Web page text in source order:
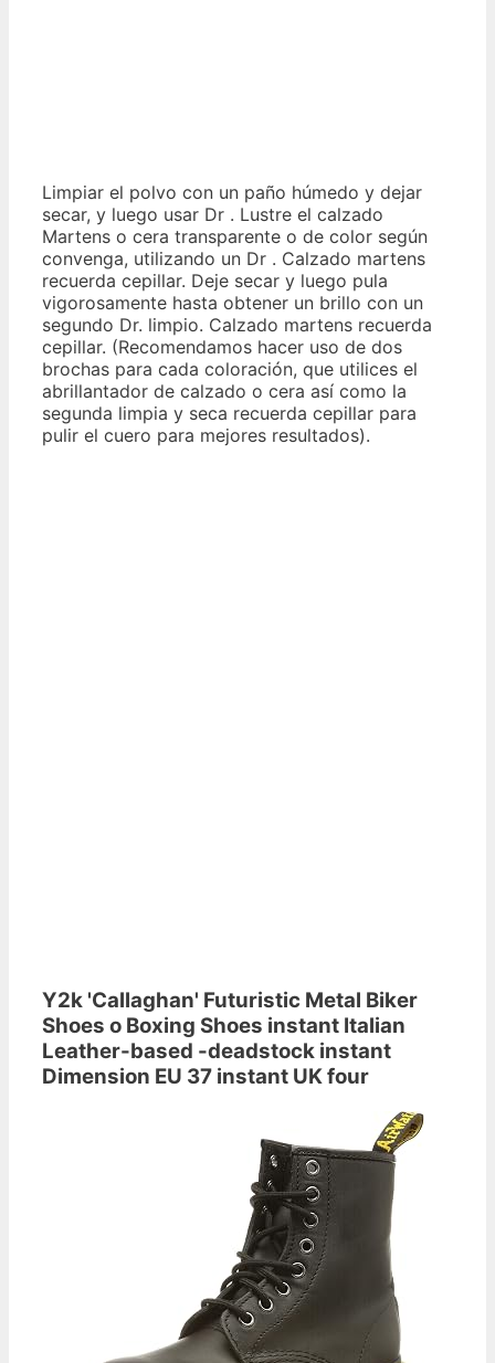
Limpiar el polvo con un paño húmedo y dejar
secar, y luego usar Dr . Lustre el calzado
Martens o cera transparente o de color según
convenga, utilizando un Dr . Calzado martens
recuerda cepillar. Deje secar y luego pula
vigorosamente hasta obtener un brillo con un
segundo Dr. limpio. Calzado martens recuerda
cepillar. (Recomendamos hacer uso de dos
brochas para cada coloración, que utilices el
abrillantador de calzado o cera así como la
segunda limpia y seca recuerda cepillar para
pulir el cuero para mejores resultados).
Y2k 'Callaghan' Futuristic Metal Biker
Shoes o Boxing Shoes instant Italian
Leather-based -deadstock instant
Dimension EU 37 instant UK four